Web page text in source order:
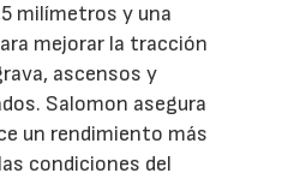
milímetros y una
mejorar la tracción
ascensos y
Salomon asegura
un rendimiento más
condiciones del